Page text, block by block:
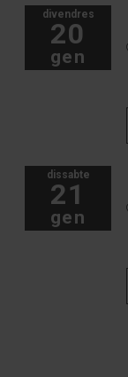
divendres
20
gen
dissabte
21
gen